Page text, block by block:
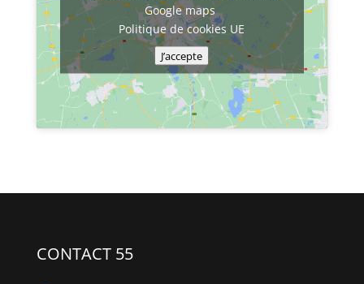
Google maps
Politique de cookies UE
J’accepte
CONTACT 55